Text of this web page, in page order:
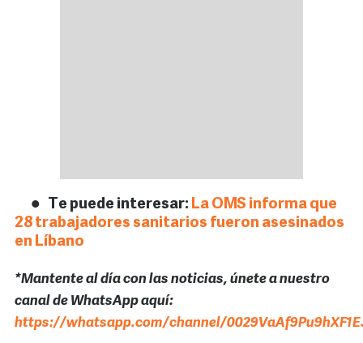
Te puede interesar: La OMS informa que
28 trabajadores sanitarios fueron asesinados
en Líbano
*Mantente al día con las noticias, únete a nuestro
canal de WhatsApp aquí:
https://whatsapp.com/channel/